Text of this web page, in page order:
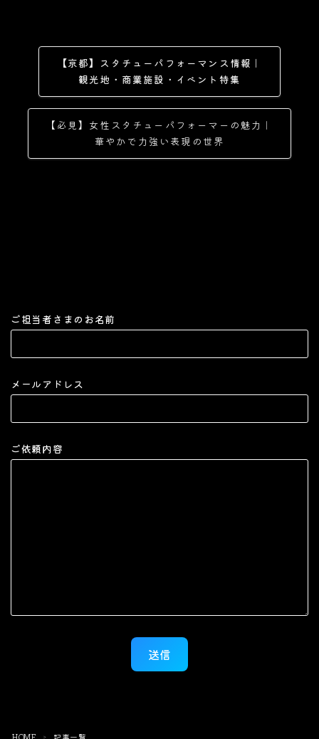
【京都】スタチューパフォーマンス情報｜
観光地・商業施設・イベント特集
【必見】女性スタチューパフォーマーの魅力｜
華やかで力強い表現の世界
ご担当者さまのお名前
メールアドレス
ご依頼内容
＞